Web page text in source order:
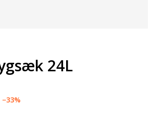
24L
−33%